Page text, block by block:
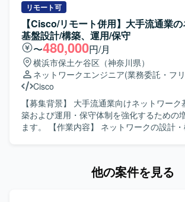
理などを行っていただきます。 プロジェク
は、詳細設計～各種テスト～切替までの長
たり、段階的に環境を構築しながら、既存
へのスムーズな移行を進めていきます。 【求める人物像】
インフラ基盤の大規模更改プロジェクトに
域の技術的な深い理解を持ちつつ、関連チ
がら主体的に設計・構築・テストを推進で
います。 複数プロダクトが連携する環境の
にも関心を持ち、仕様や構成を自らキャッ
ら、課題やリスクを早期に発見し共有でき
です。 ドキュメント作成やレビューなども
ークからサーバ、仮想化基盤、ストレージ
計、構築までをご担当いただきます。 既存
境の現地調査、構成や設置場所、配線、影
行い、その結果を踏まえた新規導入やリプ
実施します。 ベンダーや現場担当者との調
確認など、関係各所とのコミュニケーショ
円滑な導入・移行を推進していただきます。 【求める人物
像】 現地で自ら確認すべき点を主体的に確
る方を求めています。 業者や担当者と会話
に応じた提案や調整を行い、プロジェクト
できる方を歓迎いたします。 【ポジションの魅力】 老朽化
したネットワークの更改から新規導入まで
経験を積むことができ、将来的なリーダー
リモート可
【Cisco/リモート併用】大手流通業
基盤設計/構築、運用/保守
〜480,000円/月
横浜市保土ケ谷区（神奈川県）
ネットワークエンジニア(業務委託・フ
Cisco
【募集背景】 大手流通業向けネットワー
築および運用・保守体制を強化するための
ます。 【作業内容】 ネットワークの設計・構築および維持
ネットワーク機器の設定変更作業も実施い
他の案件を見る